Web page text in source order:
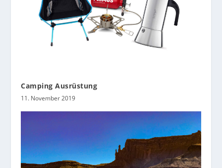
Camping Ausrüstung
11. November 2019